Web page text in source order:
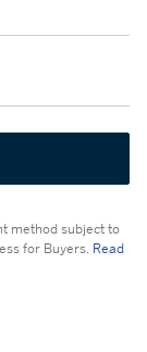
method subject to
for Buyers. Read